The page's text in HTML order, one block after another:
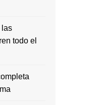
las
todo el